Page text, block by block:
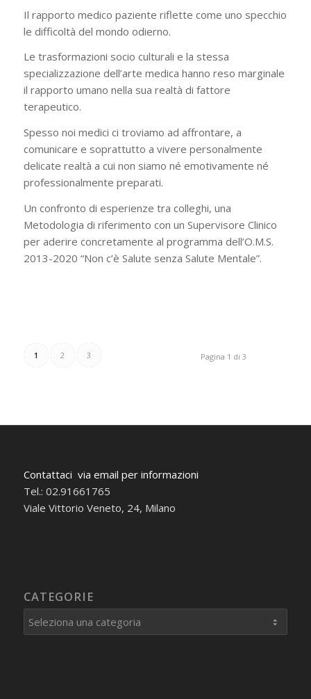
Il rapporto medico paziente riflette come uno specchio
le difficoltà del mondo odierno.
Le trasformazioni socio culturali e la stessa
specializzazione dell’arte medica hanno reso marginale
il rapporto umano nella sua realtà di fattore
terapeutico.
Spesso noi medici ci troviamo ad affrontare, a
comunicare e soprattutto a vivere personalmente
delicate realtà a cui non siamo né emotivamente né
professionalmente preparati.
Un confronto di esperienze tra colleghi, una
Metodologia di riferimento con un Supervisore Clinico
per aderire concretamente al programma dell’O.M.S.
2013-2020 “Non c’è Salute senza Salute Mentale”.
Pagina 1 di 3
1 2 3
Contattaci via email per informazioni
Tel.: 02.91661765
Viale Vittorio Veneto, 24, Milano
CATEGORIE
Categorie